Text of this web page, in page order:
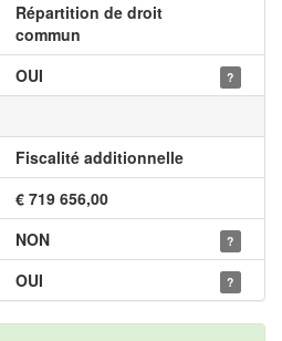
Répartition de droit
commun
OUI ?
Fiscalité additionnelle
€ 719 656,00
NON ?
OUI ?